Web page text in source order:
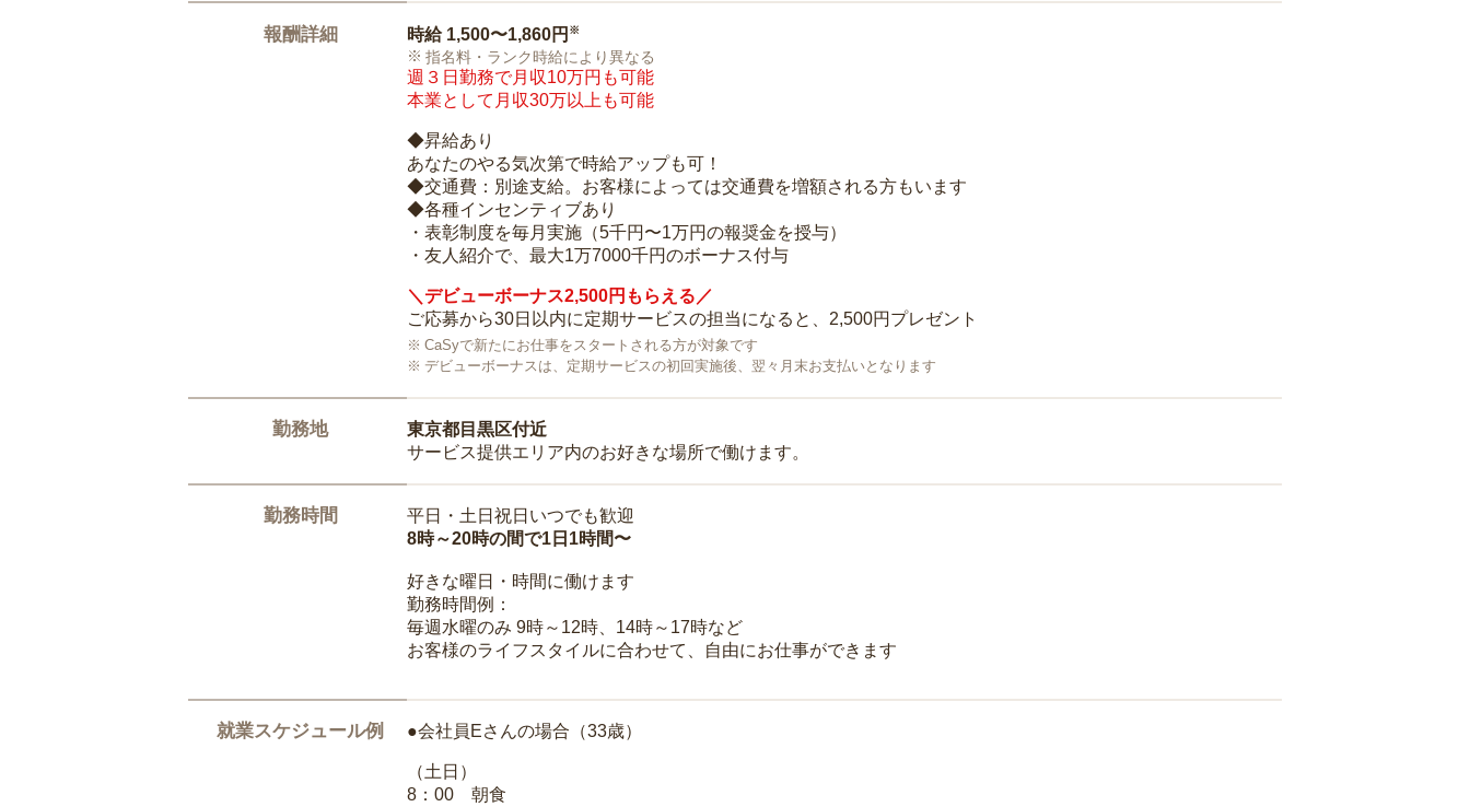
報酬詳細 時給 1,500〜1,860円 ※
指名料・ランク時給により異なる
週３日勤務で月収10万円も可能
本業として月収30万以上も可能
◆昇給あり
あなたのやる気次第で時給アップも可！
◆交通費：別途支給。お客様によっては交通費を増額される方もいます
◆各種インセンティブあり
・表彰制度を毎月実施（5千円〜1万円の報奨金を授与）
・友人紹介で、最大1万7000千円のボーナス付与
＼デビューボーナス2,500円もらえる／
ご応募から30日以内に定期サービスの担当になると、2,500円プレゼント
CaSyで新たにお仕事をスタートされる方が対象です
デビューボーナスは、定期サービスの初回実施後、翌々月末お支払いとなります
勤務地
東京都目黒区付近
サービス提供エリア内のお好きな場所で働けます。
勤務時間
平日・土日祝日いつでも歓迎
8時～20時の間で1日1時間〜
好きな曜日・時間に働けます
勤務時間例：
毎週水曜のみ 9時～12時、14時～17時など
お客様のライフスタイルに合わせて、自由にお仕事ができます
就業スケジュール例 ●会社員Eさんの場合（33歳）
（土日）
8：00 朝食